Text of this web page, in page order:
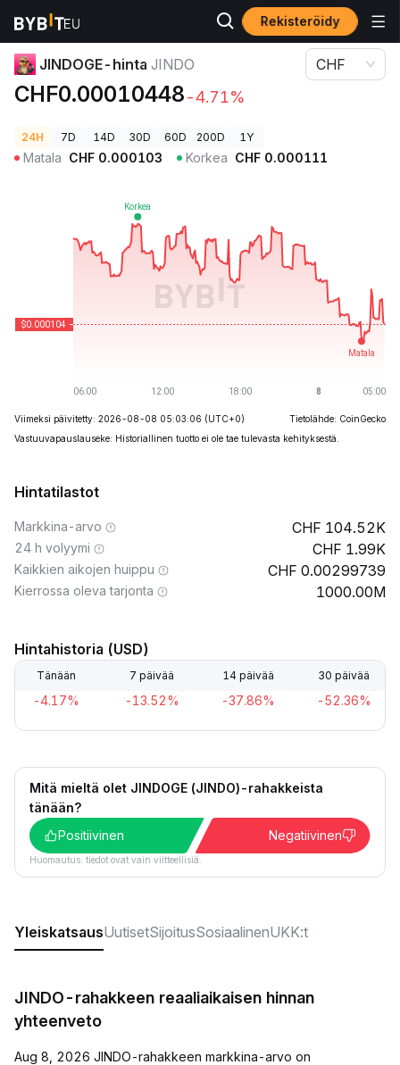
Rekisteröidy
Kryptohinnat
JINDOGE-hinta JINDO
CHF0.00010448-4.71%
CHF
24H 7D 14D 30D 60D 200D 1Y
Matala CHF 0.000103 Korkea CHF 0.000111
Viimeksi päivitetty: 2026-08-08 05:03:06 (UTC+0)
Tietolähde: CoinGecko
Vastuuvapauslauseke: Historiallinen tuotto ei ole tae tulevasta kehityksestä.
Hintatilastot
Markkina-arvo 104.52K
24 h volyymi 1.99K
Kaikkien aikojen huippu 0.00299739
Kierrossa oleva tarjonta 1000.00M
Hintahistoria (USD)
Tänään 7 päivää 14 päivää 30 päivää
-4.17% -13.52% -37.86% -52.36%
Mitä mieltä olet JINDOGE (JINDO)-rahakkeista
tänään?
Positiivinen
Negatiivinen
Huomautus: tiedot ovat vain viitteellisiä.
YleiskatsausUutisetSijoitusSosiaalinenUKK:t
JINDO-rahakkeen reaaliaikaisen hinnan
yhteenveto
Aug 8, 2026 JINDO-rahakkeen markkina-arvo on